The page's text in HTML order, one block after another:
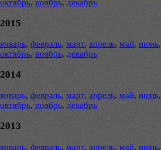
октябрь, ноябрь, декабрь
2015
январь, февраль, март, апрель, май, июнь,
октябрь, ноябрь, декабрь
2014
январь, февраль, март, апрель, май, июнь,
октябрь, ноябрь, декабрь
2013
январь, февраль, март, апрель, май, июнь,